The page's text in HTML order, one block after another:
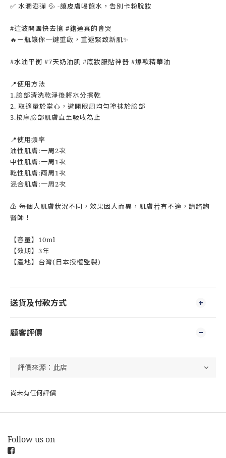
✅ 水潤澎彈 💦 -讓皮膚喝飽水，告別卡粉脫妝
#這波開團快去搶 #錯過真的會哭
🔥ㄧ瓶讓你一鍵重啟，重返緊致新肌✨
#水油平衡 #7天奶油肌 #底妝服貼神器 #爆款精華油
📍使用方法
1.臉部清洗乾淨後將水分擦乾
2. 取適量於掌心，避開眼周均勻塗抹於臉部
3.按摩臉部肌膚直至吸收為止
📍使用頻率
油性肌膚:一周2次
中性肌膚:一周1次
乾性肌膚:兩周1次
混合肌膚:一周2次
⚠ 每個人肌膚狀況不同，效果因人而異，肌膚若有不適，請諮詢
醫師！
【容量】10ml
【效期】3年
【產地】台灣(日本授權監製)
送貨及付款方式
顧客評價
尚未有任何評價
Follow us on